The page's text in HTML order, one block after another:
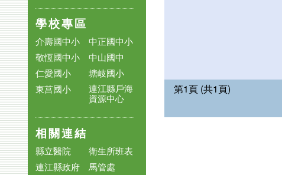
學校專區
介壽國中小
中正國中小
敬恆國中小
中山國中
仁愛國小
塘岐國小
東莒國小
連江縣戶海
資源中心
相關連結
縣立醫院
衛生所班表
連江縣政府
馬管處
第1頁 (共1頁)